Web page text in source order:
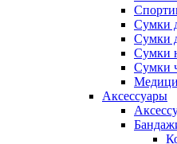
Сумки
Сумки
Сумки
Сумки
Аксессуары